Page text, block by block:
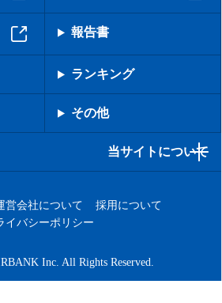
報告書
ランキング
その他
当サイトについて
営会社について
採用について
イバシーポリシー
Inc. All Rights Reserved.